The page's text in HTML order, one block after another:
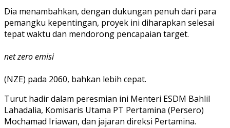
Dia menambahkan, dengan dukungan penuh dari para
pemangku kepentingan, proyek ini diharapkan selesai
tepat waktu dan mendorong pencapaian target.
net zero emisi
(NZE) pada 2060, bahkan lebih cepat.
Turut hadir dalam peresmian ini Menteri ESDM Bahlil
Lahadalia, Komisaris Utama PT Pertamina (Persero)
Mochamad Iriawan, dan jajaran direksi Pertamina.